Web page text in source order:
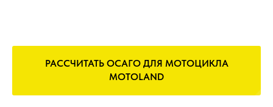
РАССЧИТАТЬ ОСАГО ДЛЯ МОТОЦИКЛА
MOTOLAND